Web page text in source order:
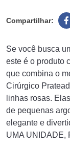
Se você busca
este é o produto
que combina o
Cirúrgico
linhas rosas.
de pequenas
elegante e
UMA UNIDADE,